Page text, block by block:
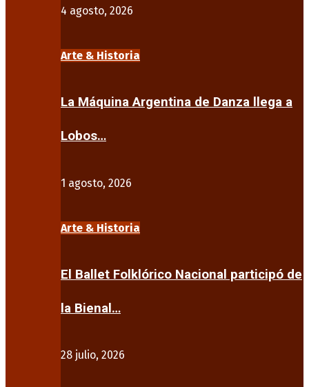
4 agosto, 2026
Arte & Historia
La Máquina Argentina de Danza llega a
Lobos…
1 agosto, 2026
Arte & Historia
El Ballet Folklórico Nacional participó de
la Bienal…
28 julio, 2026